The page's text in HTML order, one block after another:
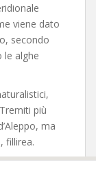
viene dato
secondo
le alghe
più
ma
fillirea.